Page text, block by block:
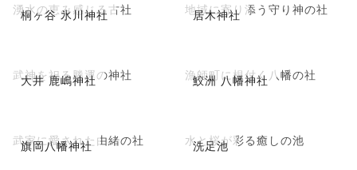
桐ヶ谷 氷川神社
湧水の恵み感じる古社 居木神社
地域に寄り添う守り神の社
大井 鹿嶋神社
武神を祀る勝運の神社 鮫洲 八幡神社
漁師町に根付く八幡の社
旗岡八幡神社
武家に愛された由緒の社 洗足池
水と桜が彩る癒しの池